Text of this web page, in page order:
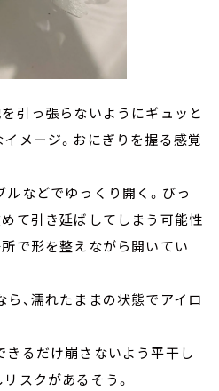
引っ張らないようにギュッと
メージ。おにぎりを握る感覚
などでゆっくり開く。びっ
て引き延ばしてしまう可能性
で形を整えながら開いてい
、濡れたままの状態でアイロ
るだけ崩さないよう平干し
スクがあるそう。